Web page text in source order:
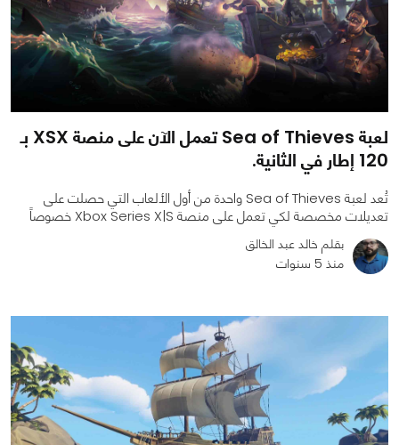
لعبة Sea of Thieves تعمل الآن على منصة XSX بـ
120 إطار في الثانية.
تُعد لعبة Sea of Thieves واحدة من أول الألعاب التي حصلت على
تعديلات مخصصة لكي تعمل على منصة Xbox Series X|S خصوصاً
بقلم خالد عبد الخالق
منذ 5 سنوات